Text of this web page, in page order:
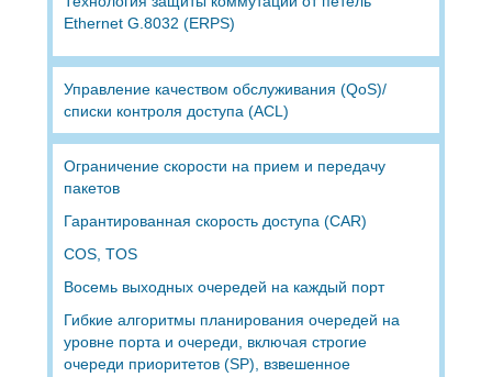
Ethernet G.8032 (ERPS)
Управление качеством обслуживания (QoS)/
списки контроля доступа (ACL)
Ограничение скорости на прием и передачу
пакетов
Гарантированная скорость доступа (CAR)
COS, TOS
Восемь выходных очередей на каждый порт
Гибкие алгоритмы планирования очередей на
уровне порта и очереди, включая строгие
очереди приоритетов (SP), взвешенное